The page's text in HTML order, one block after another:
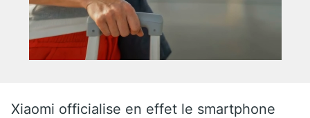
Xiaomi officialise en effet le smartphone